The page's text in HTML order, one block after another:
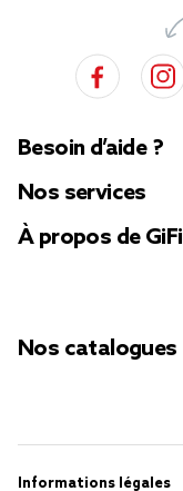
Besoin d’aide ?
Nos services
À propos de GiFi
Nos catalogues
Informations légales